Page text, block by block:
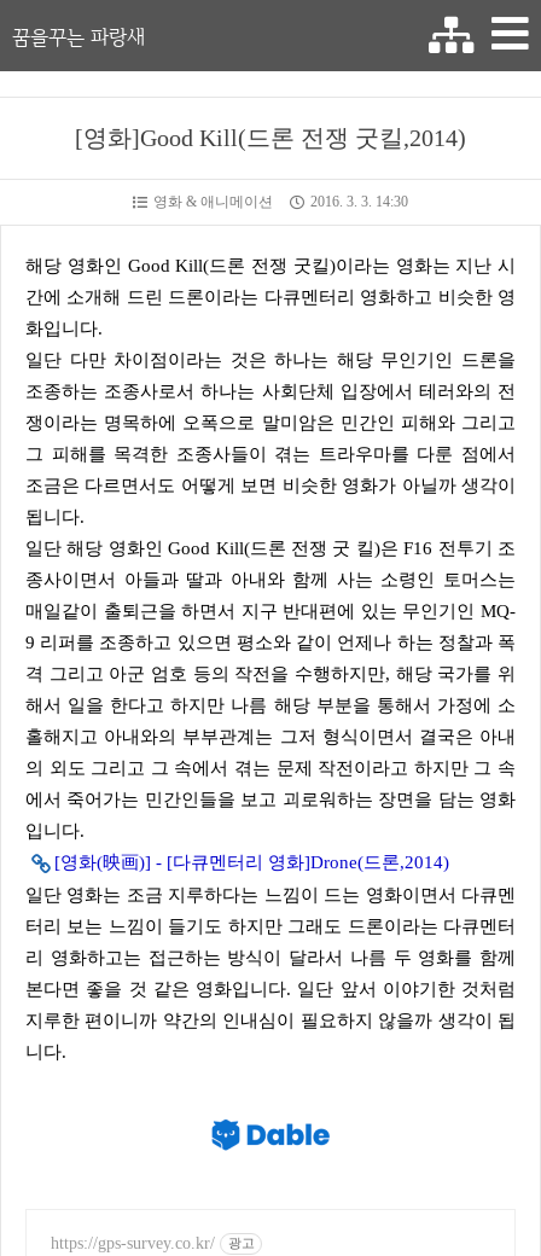
꿈을꾸는 파랑새
[영화]Good Kill(드론 전쟁 굿킬,2014)
영화 & 애니메이션 2016. 3. 3. 14:30
해당 영화인 Good Kill(드론 전쟁 굿킬)이라는 영화는 지난 시
간에 소개해 드린 드론이라는 다큐멘터리 영화하고 비슷한 영
화입니다.
일단 다만 차이점이라는 것은 하나는 해당 무인기인 드론을
조종하는 조종사로서 하나는 사회단체 입장에서 테러와의 전
쟁이라는 명목하에 오폭으로 말미암은 민간인 피해와 그리고
그 피해를 목격한 조종사들이 겪는 트라우마를 다룬 점에서
조금은 다르면서도 어떻게 보면 비슷한 영화가 아닐까 생각이
됩니다.
일단 해당 영화인 Good Kill(드론 전쟁 굿 킬)은 F16 전투기 조
종사이면서 아들과 딸과 아내와 함께 사는 소령인 토머스는
매일같이 출퇴근을 하면서 지구 반대편에 있는 무인기인 MQ-
9 리퍼를 조종하고 있으면 평소와 같이 언제나 하는 정찰과 폭
격 그리고 아군 엄호 등의 작전을 수행하지만, 해당 국가를 위
해서 일을 한다고 하지만 나름 해당 부분을 통해서 가정에 소
홀해지고 아내와의 부부관계는 그저 형식이면서 결국은 아내
의 외도 그리고 그 속에서 겪는 문제 작전이라고 하지만 그 속
에서 죽어가는 민간인들을 보고 괴로워하는 장면을 담는 영화
입니다.
[영화(映画)] - [다큐멘터리 영화]Drone(드론,2014)
일단 영화는 조금 지루하다는 느낌이 드는 영화이면서 다큐멘
터리 보는 느낌이 들기도 하지만 그래도 드론이라는 다큐멘터
리 영화하고는 접근하는 방식이 달라서 나름 두 영화를 함께
본다면 좋을 것 같은 영화입니다. 일단 앞서 이야기한 것처럼
지루한 편이니까 약간의 인내심이 필요하지 않을까 생각이 됩
니다.
https://gps-survey.co.kr/ 광고